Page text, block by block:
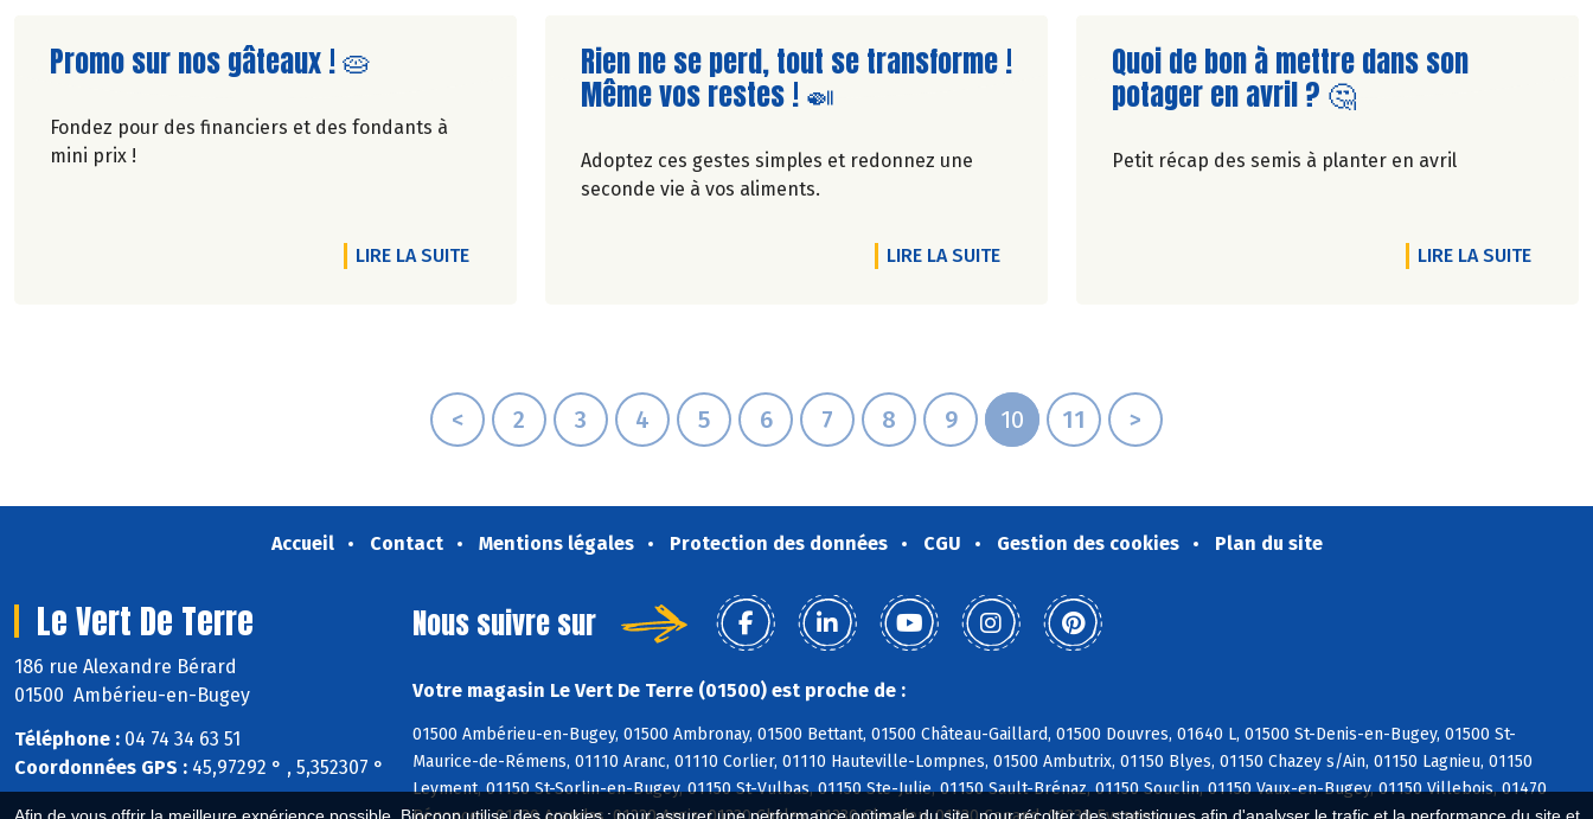
Lire la suite de l'article
Promo sur nos gâteaux ! 🥧
Fondez pour des financiers et des fondants à
mini prix !
LIRE LA SUITEDE L'ARTICLE PROMO SUR NOS GÂTEAUX ! 🥧
Lire la suite de l'article
Rien ne se perd, tout se transforme !
Même vos restes ! 🍛
Adoptez ces gestes simples et redonnez une
seconde vie à vos aliments.
LIRE LA SUITEDE L'ARTICLE RIEN NE SE PERD, TOUT SE TRANSFORME ! MÊME VOS
Lire la suite de l'article
Quoi de bon à mettre dans son
potager en avril ? 🤔
Petit récap des semis à planter en avril
LIRE LA SUITEDE
< 2 3 4 5 6 7 8 9 10 11 >
Accueil Contact Mentions légales Protection des données CGU Gestion des cookies Plan du site
Le Vert De Terre
186 rue Alexandre Bérard
01500 Ambérieu-en-Bugey
Téléphone : 04 74 34 63 51
Coordonnées GPS : 45,97292 ° , 5,352307 °
Nous suivre sur
Votre magasin Le Vert De Terre (01500) est proche de :
01500 Ambérieu-en-Bugey, 01500 Ambronay, 01500 Bettant, 01500 Château-Gaillard, 01500 Douvres, 01640 L, 01500 St-Denis-en-Bugey, 01500 St-
Maurice-de-Rémens, 01110 Aranc, 01110 Corlier, 01110 Hauteville-Lompnes, 01500 Ambutrix, 01150 Blyes, 01150 Chazey s/Ain, 01150 Lagnieu, 01150
Leyment, 01150 St-Sorlin-en-Bugey, 01150 St-Vulbas, 01150 Ste-Julie, 01150 Sault-Brénaz, 01150 Souclin, 01150 Vaux-en-Bugey, 01150 Villebois, 01470